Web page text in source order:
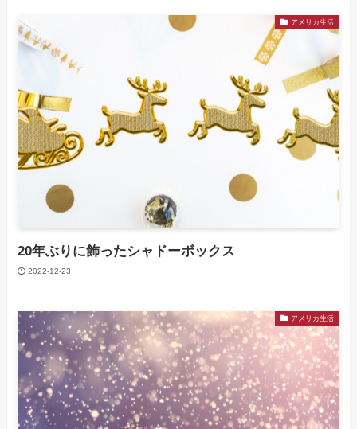
アメリカ生活
20年ぶりに飾ったシャドーボックス
2022-12-23
アメリカ生活